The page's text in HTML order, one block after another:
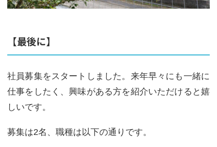
【最後に】
社員募集をスタートしました。来年早々にも一緒に
仕事をしたく、興味がある方を紹介いただけると嬉
しいです。
募集は2名、職種は以下の通りです。